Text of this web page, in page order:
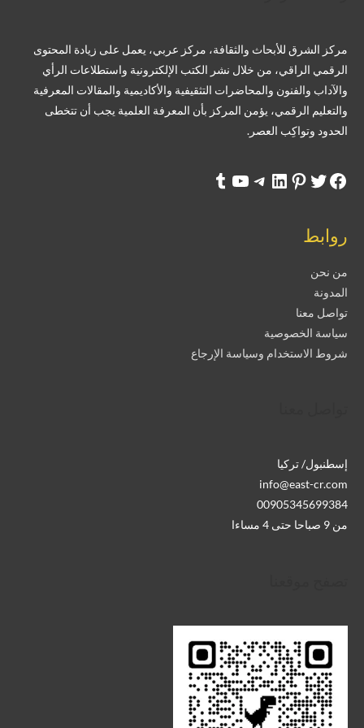
مركز الشرق للأبحاث والثقافة، مركز عربي، يعمل على زيادة المحتوى
الرقمي الراقي، من خلال نشر الكتب الإلكترونية واستطلاعات الرأي
والآداب والفنون والمحاضرات التثقيفية والأكاديمية والمقالات المعرفية
والتعليم الرقمي، يؤمن المركز بأن المعرفة العلمية يجب أن تتخطى
الحدود وتواكِب العصر.
روابط
من نحن
المدونة
تواصل معنا
سياسة الخصوصية
شروط الاستخدام وسياسة الإرجاع
إسطنبول/ تركيا
info@east-cr.com
00905345699384
من 9 صباحا حتى 4 مساءا